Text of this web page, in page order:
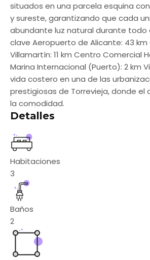
situados en una parcela esquina
y sureste, garantizando que cada
abundante luz natural durante todo
clave Aeropuerto de Alicante: 43
Villamartín: 11 km Centro Comercial
Marina Internacional (Puerto): 2 km
vida costero en una de las
prestigiosas de Torrevieja, donde el
la comodidad.
Detalles
Habitaciones
3
Baños
2